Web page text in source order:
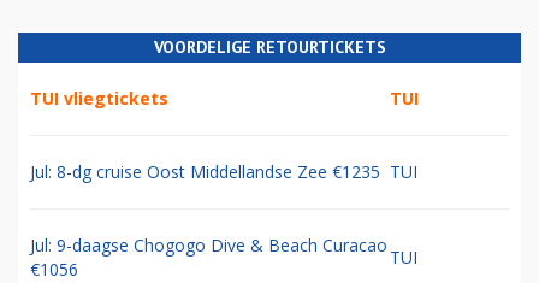
VOORDELIGE RETOURTICKETS
TUI vliegtickets TUI
Jul: 8-dg cruise Oost Middellandse Zee €1235 TUI
Jul: 9-daagse Chogogo Dive & Beach Curacao
€1056
TUI